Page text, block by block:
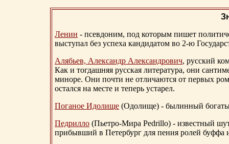
Ленин - псевдоним, под которым пишет
выступал без успеха кандидатом во 2-ю
Алябьев, Александр Александрович, русский
Как и тогдашняя русская литература, они
миноре. Они почти не отличаются от первых
остался на месте и теперь устарел.
Поганое Идолище (Одолище) - былинный
Педрилло (Пьетро-Мира Pedrillo) - известный
прибывший в Петербург для пения ролей буффа